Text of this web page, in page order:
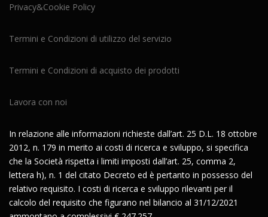
Privacy&Cookie Policy
Termini e Condizioni di utilizzo del servizio
Termini e Condizioni di acquisto dei prodotti
Lavora con noi
In relazione alle informazioni richieste dall’art. 25 D.L. 18 ottobre
2012, n. 179 in merito ai costi di ricerca e sviluppo, si specifica
che la Società rispetta i limiti imposti dall’art. 25, comma 2,
lettera h), n. 1 del citato Decreto ed è pertanto in possesso del
relativo requisito. I costi di ricerca e sviluppo rilevanti per il
calcolo del requisito che figurano nel bilancio al 31/12/2021